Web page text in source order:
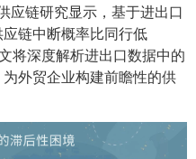
应链研究显示，基于进出口
链中断概率比同行低
将深度解析进出口数据中的
外贸企业构建前瞻性的供